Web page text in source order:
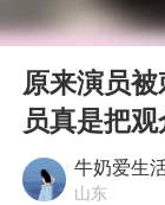
Play
00:00
原来演员
员真是把观
牛奶爱生
山东